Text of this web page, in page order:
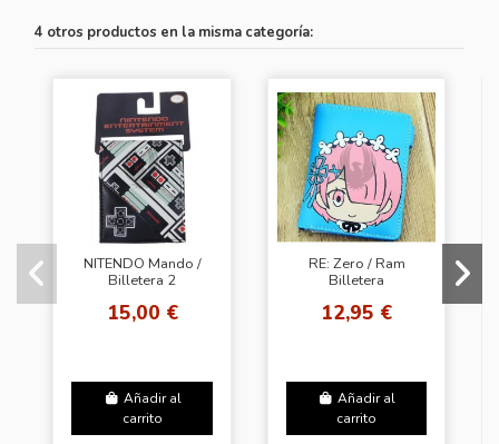
4 otros productos en la misma categoría:
NITENDO Mando /
Billetera 2
15,00 €
Añadir al
carrito
RE: Zero / Ram
Billetera
12,95 €
Añadir al
carrito